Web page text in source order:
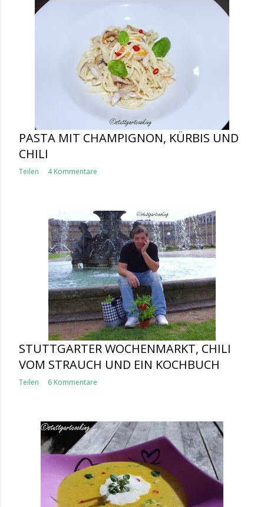
PASTA MIT CHAMPIGNON, KÜRBIS UND
CHILI
Teilen 4 Kommentare
STUTTGARTER WOCHENMARKT, CHILI
VOM STRAUCH UND EIN KOCHBUCH
Teilen 6 Kommentare